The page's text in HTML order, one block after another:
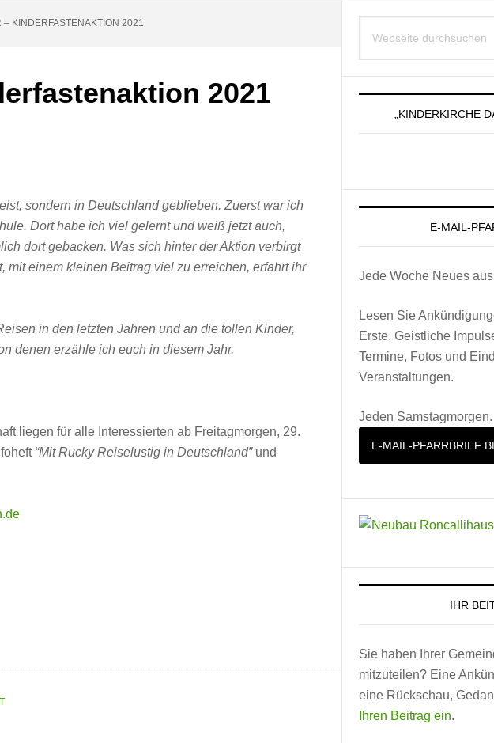
KINDERFASTENAKTION 2021
2021
sondern in Deutschland geblieben. Zuerst war ich
Dort habe ich viel gelernt und weiß jetzt auch,
dort gebacken. Was sich hinter der Aktion verbirgt
mit einem kleinen Beitrag viel zu erreichen, erfahrt ihr
in den letzten Jahren und an die tollen Kinder,
denen erzähle ich euch in diesem Jahr.
liegen für alle Interessierten ab Freitagmorgen, 29.
“Mit Rucky Reiselustig in Deutschland”und
Haupt-
Sidebar
durchsuchen
„KINDERKIRCHE
E-MAIL-
Jede Woche Neues
Lesen Sie
Erste. Geistliche
Termine, Fotos und
Veranstaltungen.
Jeden Samstagmorgen.
E-MAIL-PFARRBRIEF
IHR
Sie haben Ihrer
mitzuteilen? Eine
eine Rückschau,
Ihren Beitrag ein.